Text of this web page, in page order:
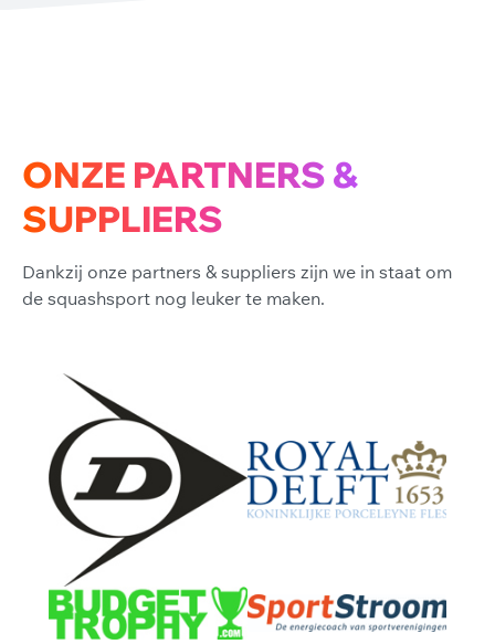
ONZE PARTNERS &
SUPPLIERS
Dankzij onze partners & suppliers zijn we in staat om
de squashsport nog leuker te maken.